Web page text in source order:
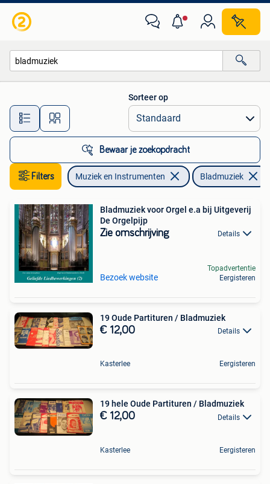
Alle afstanden…
Sorteer op
Bewaar je zoekopdracht
Filters Muziek en Instrumenten Bladmuziek
Bladmuziek voor Orgel e.a bij Uitgeverij
De Orgelpijp
Zie omschrijving Details
Bezoek website
Topadvertentie
Eergisteren
19 Oude Partituren / Bladmuziek
€ 12,00 Details
Kasterlee Eergisteren
19 hele Oude Partituren / Bladmuziek
€ 12,00 Details
Kasterlee Eergisteren